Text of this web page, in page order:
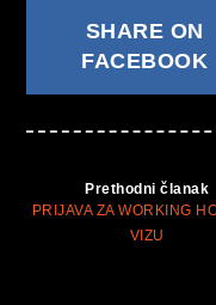
SHARE ON
FACEBOOK
Prethodni članak
PRIJAVA ZA WORKING
VIZU